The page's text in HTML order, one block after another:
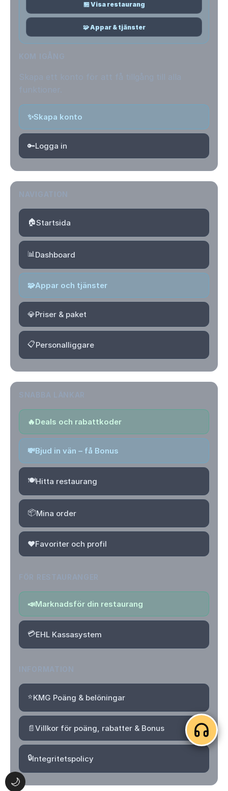
🌙
🏪 Visa restaurang
🧩 Appar & tjänster
✨Skapa konto
🔑Logga in
🏠Startsida
📊Dashboard
🧩Appar och tjänster
💎Priser & paket
📋Personalliggare
🔥Deals och rabattkoder
💸Bjud in vän – få Bonus
🍽️Hitta restaurang
📦Mina order
❤️Favoriter och profil
📣Marknadsför din restaurang
💳EHL Kassasystem
⭐KMG Poäng & belöningar
📄Villkor för poäng, rabatter & Bonus
🔒Integritetspolicy